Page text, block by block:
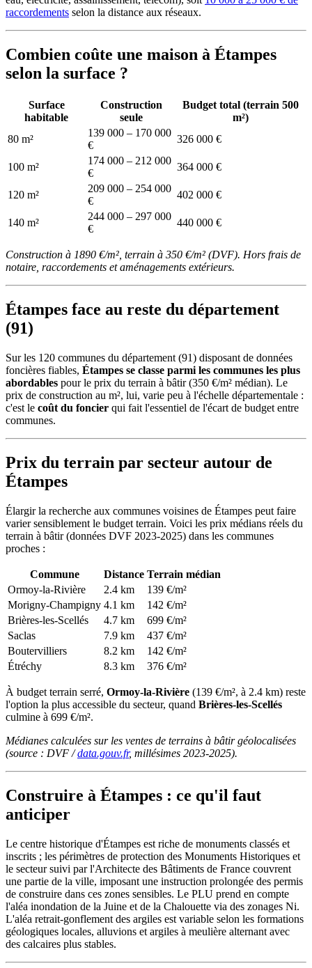
raccordements selon la distance aux réseaux.
Combien coûte une maison à Étampes
selon la surface ?
Surface
habitable
Construction
seule
Budget total (terrain 500
m²)
80 m²
139 000 – 170 000
€
326 000 €
100 m²
174 000 – 212 000
€
364 000 €
120 m²
209 000 – 254 000
€
402 000 €
140 m²
244 000 – 297 000
€
440 000 €
Construction à 1890 €/m², terrain à 350 €/m² (DVF). Hors frais de
notaire, raccordements et aménagements extérieurs.
Étampes face au reste du département
(91)
Sur les 120 communes du département (91) disposant de données
foncières fiables, Étampes se classe parmi les communes les plus
abordables pour le prix du terrain à bâtir (350 €/m² médian). Le
prix de construction au m², lui, varie peu à l'échelle départementale :
c'est le coût du foncier qui fait l'essentiel de l'écart de budget entre
communes.
Prix du terrain par secteur autour de
Étampes
Élargir la recherche aux communes voisines de Étampes peut faire
varier sensiblement le budget terrain. Voici les prix médians réels du
terrain à bâtir (données DVF 2023-2025) dans les communes
proches :
Commune Distance Terrain médian
Ormoy-la-Rivière
2.4 km
139 €/m²
Morigny-Champigny 4.1 km
142 €/m²
Brières-les-Scellés
4.7 km
699 €/m²
Saclas
7.9 km
437 €/m²
Boutervilliers
8.2 km
142 €/m²
Étréchy
8.3 km 376 €/m²
À budget terrain serré, Ormoy-la-Rivière (139 €/m², à 2.4 km) reste
l'option la plus accessible du secteur, quand Brières-les-Scellés
culmine à 699 €/m².
Médianes calculées sur les ventes de terrains à bâtir géolocalisées
(source : DVF /data.gouv.fr, millésimes 2023-2025).
Construire à Étampes : ce qu'il faut
anticiper
Le centre historique d'Étampes est riche de monuments classés et
inscrits ; les périmètres de protection des Monuments Historiques et
le secteur suivi par l'Architecte des Bâtiments de France couvrent
une partie de la ville, imposant une instruction prolongée des permis
de construire dans ces zones sensibles. Le PLU prend en compte
l'aléa inondation de la Juine et de la Chalouette via des zonages Ni.
L'aléa retrait-gonflement des argiles est variable selon les formations
géologiques locales, alluvions et argiles à meulière alternant avec
des calcaires plus stables.